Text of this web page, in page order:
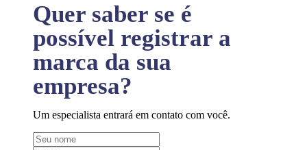
Quer saber se é
possível registrar a
marca da sua
empresa?
Um especialista entrará em contato com você.